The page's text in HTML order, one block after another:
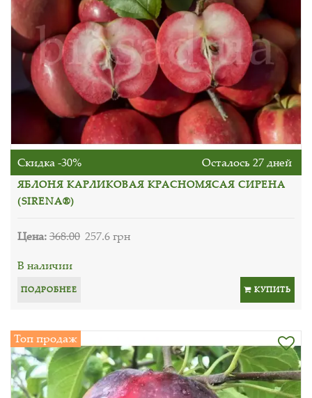
Скидка -30% Осталось 27 дней
ЯБЛОНЯ КАРЛИКОВАЯ КРАСНОМЯСАЯ СИРЕНА
(SIRENA®)
Цена:368.00 257.6 грн
В наличии
ПОДРОБНЕЕ КУПИТЬ
Топ продаж